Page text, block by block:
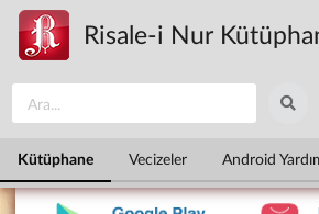
Ana içeriğe atla
Risale-i Nur
Kütüphane Vecizeler Android